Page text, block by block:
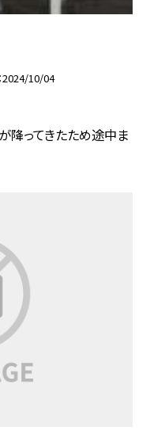
2024/10/04
降ってきたため途中ま